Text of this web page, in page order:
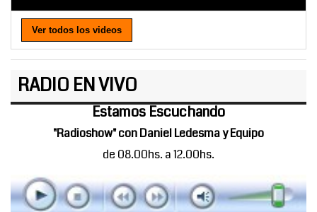
Ver todos los videos
RADIO EN VIVO
Estamos Escuchando
"Radioshow" con Daniel Ledesma y Equipo
de 08.00hs. a 12.00hs.